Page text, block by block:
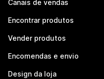
Canais de vendas
Encontrar produtos
Vender produtos
Encomendas e envio
Design da loja